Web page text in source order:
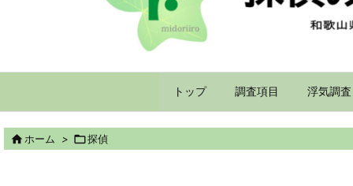
トップ 調査項目 浮気調
 ホーム > 探偵